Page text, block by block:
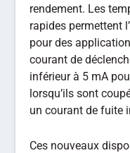
rendement. Les
rapides permettent
pour des
courant de
inférieur à 5 mA
lorsqu’ils sont
un courant de fuite
Ces nouveaux